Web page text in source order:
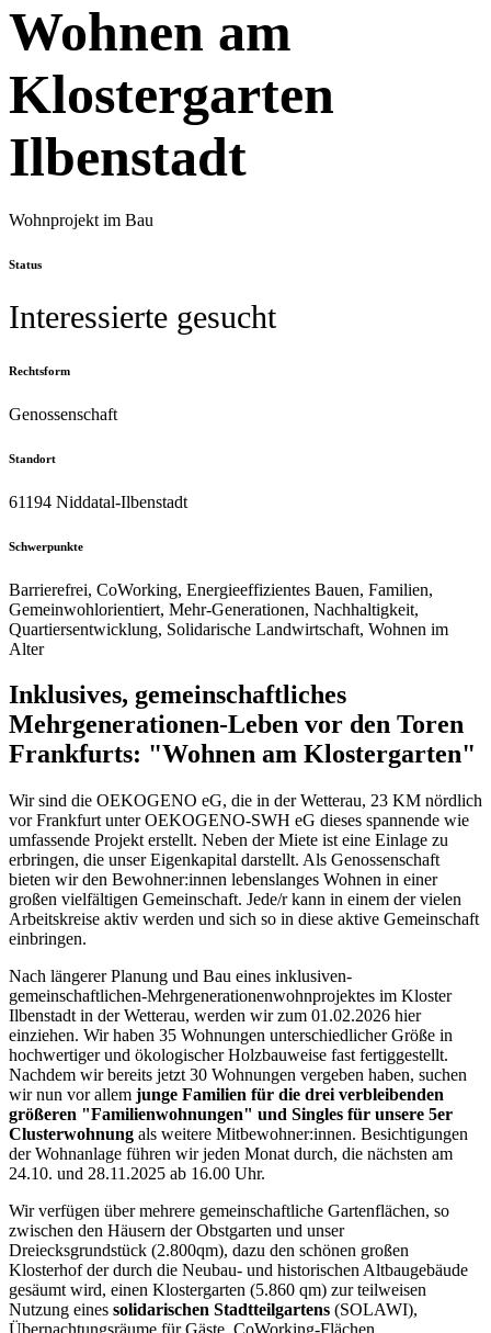
Wohnen am
Klostergarten
Ilbenstadt
Wohnprojekt im Bau
Status
Interessierte gesucht
Rechtsform
Genossenschaft
Standort
61194 Niddatal-Ilbenstadt
Schwerpunkte
Barrierefrei, CoWorking, Energieeffizientes Bauen, Familien,
Gemeinwohlorientiert, Mehr-Generationen, Nachhaltigkeit,
Quartiersentwicklung, Solidarische Landwirtschaft, Wohnen im
Alter
Inklusives, gemeinschaftliches
Mehrgenerationen-Leben vor den Toren
Frankfurts: "Wohnen am Klostergarten"
Wir sind die OEKOGENO eG, die in der Wetterau, 23 KM nördlich
vor Frankfurt unter OEKOGENO-SWH eG dieses spannende wie
umfassende Projekt erstellt. Neben der Miete ist eine Einlage zu
erbringen, die unser Eigenkapital darstellt. Als Genossenschaft
bieten wir den Bewohner:innen lebenslanges Wohnen in einer
großen vielfältigen Gemeinschaft. Jede/r kann in einem der vielen
Arbeitskreise aktiv werden und sich so in diese aktive Gemeinschaft
einbringen.
Nach längerer Planung und Bau eines inklusiven-
gemeinschaftlichen-Mehrgenerationenwohnprojektes im Kloster
Ilbenstadt in der Wetterau, werden wir zum 01.02.2026 hier
einziehen. Wir haben 35 Wohnungen unterschiedlicher Größe in
hochwertiger und ökologischer Holzbauweise fast fertiggestellt.
Nachdem wir bereits jetzt 30 Wohnungen vergeben haben, suchen
wir nun vor allem junge Familien für die drei verbleibenden
größeren "Familienwohnungen" und Singles für unsere 5er
Clusterwohnung als weitere Mitbewohner:innen. Besichtigungen
der Wohnanlage führen wir jeden Monat durch, die nächsten am
24.10. und 28.11.2025 ab 16.00 Uhr.
Wir verfügen über mehrere gemeinschaftliche Gartenflächen, so
zwischen den Häusern der Obstgarten und unser
Dreiecksgrundstück (2.800qm), dazu den schönen großen
Klosterhof der durch die Neubau- und historischen Altbaugebäude
gesäumt wird, einen Klostergarten (5.860 qm) zur teilweisen
Nutzung eines solidarischen Stadtteilgartens (SOLAWI),